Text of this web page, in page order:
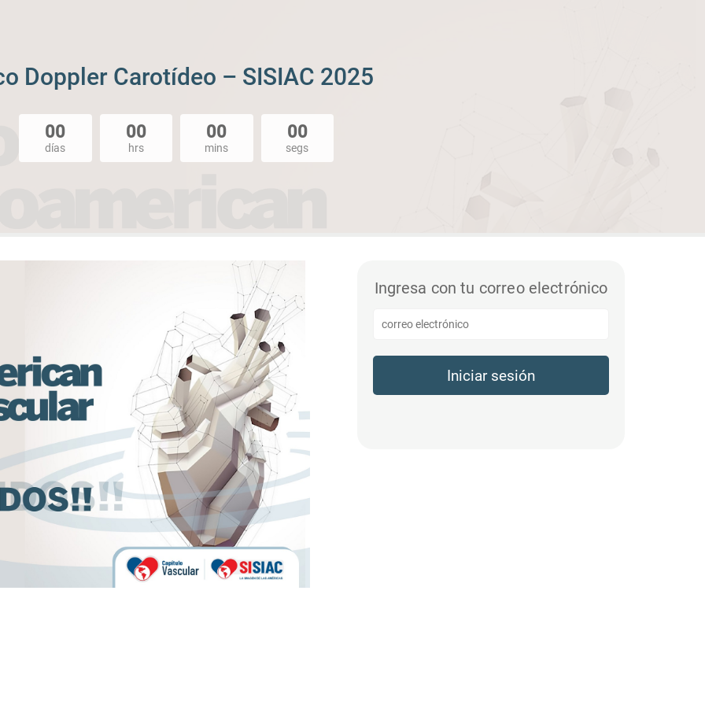
Doppler Carotídeo – SISIAC 2025
00
días
00
hrs
00
mins
00
segs
Ingresa con tu correo electrónico
Iniciar sesión